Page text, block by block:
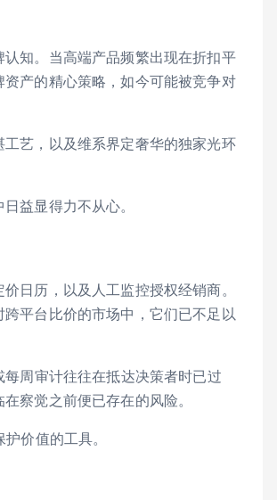
知。当高端产品频繁出现在折扣平
产的精心策略，如今可能被竞争对
艺，以及维系界定奢华的独家光环
益显得力不从心。
日历，以及人工监控授权经销商。
平台比价的市场中，它们已不足以
周审计往往在抵达决策者时已过
察觉之前便已存在的风险。
价值的工具。